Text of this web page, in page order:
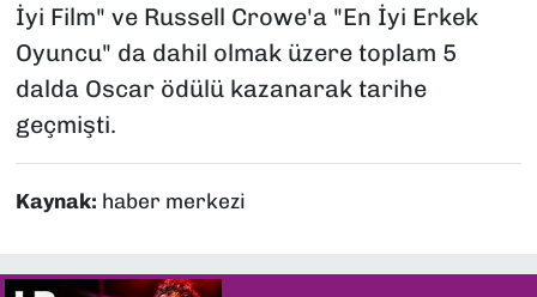
İyi Film" ve Russell Crowe'a "En İyi Erkek
Oyuncu" da dahil olmak üzere toplam 5
dalda Oscar ödülü kazanarak tarihe
geçmişti.
Kaynak: haber merkezi